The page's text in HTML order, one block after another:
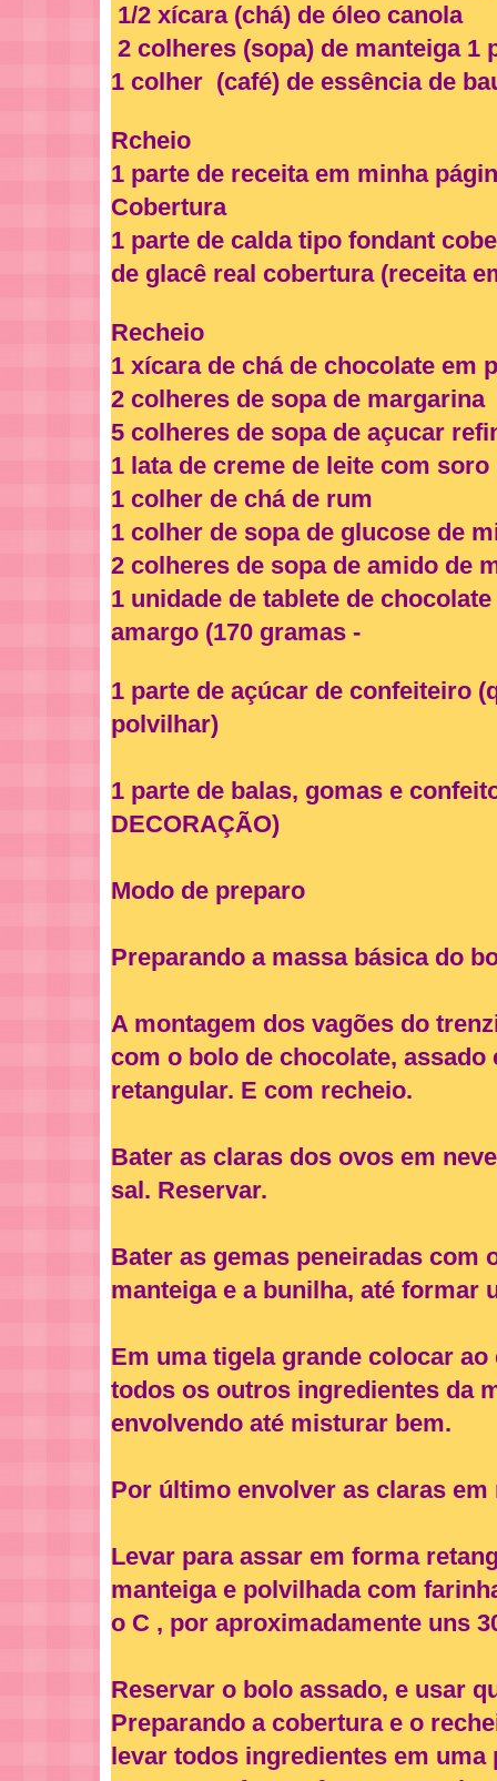
1/2 xícara (chá) de óleo canola
2 colheres (sopa) de manteiga 1
1 colher (café) de essência de
Rcheio
1 parte de receita em minha
Cobertura
1 parte de calda tipo fondant
de glacê real cobertura (receita
Recheio
1 xícara de chá de chocolate em
2 colheres de sopa de margarina
5 colheres de sopa de açucar
1 lata de creme de leite com soro
1 colher de chá de rum
1 colher de sopa de glucose de
2 colheres de sopa de amido de
1 unidade de tablete de
amargo (170 gramas -
1 parte de açúcar de confeiteiro
polvilhar)
1 parte de balas, gomas e
DECORAÇÃO)
Modo de preparo
Preparando a massa básica do
A montagem dos vagões do
com o bolo de chocolate, assado
retangular. E com recheio.
Bater as claras dos ovos em
sal. Reservar.
Bater as gemas peneiradas com
manteiga e a bunilha, até formar
Em uma tigela grande colocar ao
todos os outros ingredientes da
envolvendo até misturar bem.
Por último envolver as claras em
Levar para assar em forma
manteiga e polvilhada com
o C , por aproximadamente uns
Reservar o bolo assado, e usar
Preparando a cobertura e o
levar todos ingredientes em uma